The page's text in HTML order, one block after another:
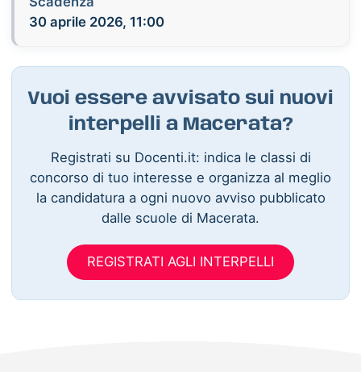
30 aprile 2026, 11:00
Vuoi essere avvisato sui nuovi
interpelli a Macerata?
Registrati su Docenti.it: indica le classi di
concorso di tuo interesse e organizza al meglio
la candidatura a ogni nuovo avviso pubblicato
dalle scuole di Macerata.
REGISTRATI AGLI INTERPELLI